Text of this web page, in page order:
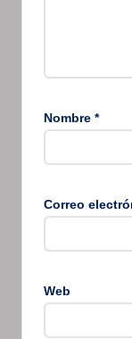
Nombre *
Correo
Web